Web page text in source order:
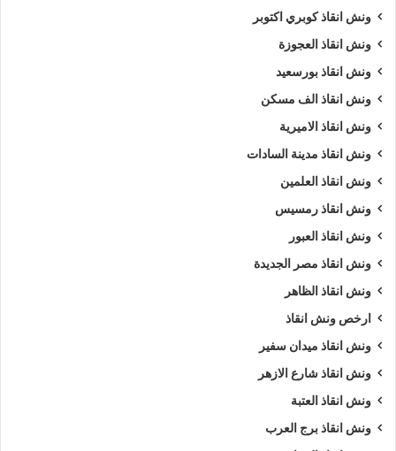
ونش انقاذ كوبري اكتوبر
ونش انقاذ العجوزة
ونش انقاذ بورسعيد
ونش انقاذ الف مسكن
ونش انقاذ الاميرية
ونش انقاذ مدينة السادات
ونش انقاذ العلمين
ونش انقاذ رمسيس
ونش انقاذ العبور
ونش انقاذ مصر الجديدة
ونش انقاذ الظاهر
ارخص ونش انقاذ
ونش انقاذ ميدان سفير
ونش انقاذ شارع الازهر
ونش انقاذ العتبة
ونش انقاذ برج العرب